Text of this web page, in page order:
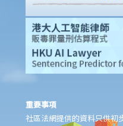
案件作出抗辯，該怎麼辦？
交送達認收書或抗辯書，結果會怎
辯書（和反申索書），情況會怎樣
為他確實拖欠原告人部份款項，可
應該怎麼辦？
的審訊作準備
重要事項
社區法網提供的資料只供初